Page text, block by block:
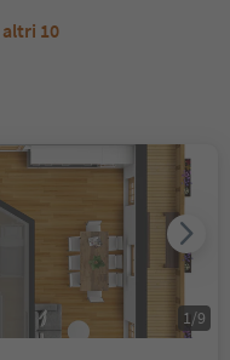
altri 10
1 /9